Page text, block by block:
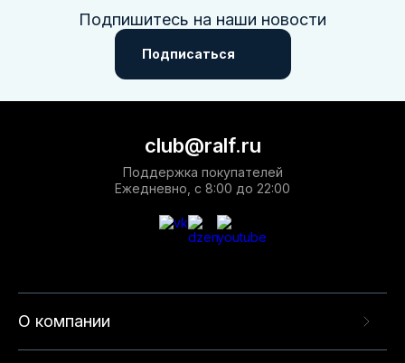
Подпишитесь на наши новости
Подписаться
О компании
club@ralf.ru
Поддержка покупателей
Ежедневно, с 8:00 до 22:00